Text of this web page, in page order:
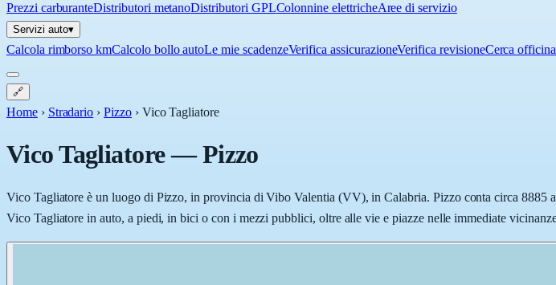
Prezzi carburanteDistributori metanoDistributori GPLColonnine elettricheAree di servizio
Servizi auto▾
Calcola rimborso kmCalcolo bollo autoLe mie scadenzeVerifica assicurazioneVerifica revisioneCerca
🔗
Home › Stradario › Pizzo › Vico Tagliatore
Vico Tagliatore—Pizzo
Vico Tagliatore è un luogo di Pizzo, in provincia di Vibo Valentia (VV), in Calabria. Pizzo conta circa
Vico Tagliatore in auto, a piedi, in bici o con i mezzi pubblici, oltre alle vie e piazze nelle immediate